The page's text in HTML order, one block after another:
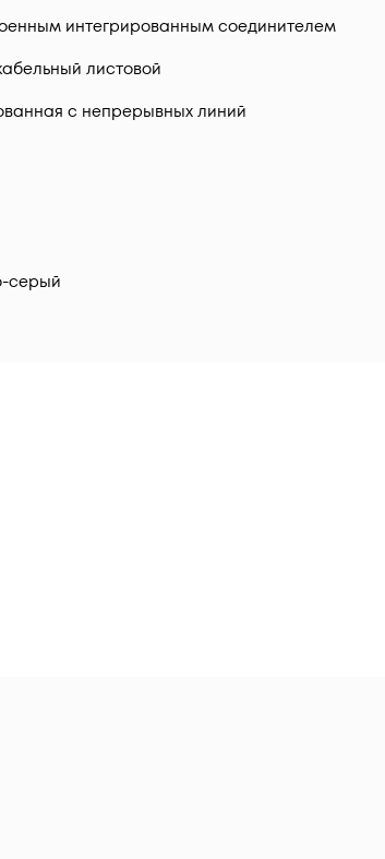
интегрированным соединителем
листовой
с непрерывных линий
серый